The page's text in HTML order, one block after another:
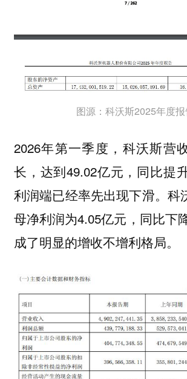
图源：科沃斯2025年度
2026年第一季度，科沃斯营
长，达到49.02亿元，同比提
利润端已经率先出现下滑。科
母净利润为4.05亿元，同比下
成了明显的增收不增利格局。